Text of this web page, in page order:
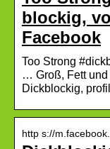
blockig,
Facebook
Too Strong
… Groß, Fett und
Dickblockig,
http s://